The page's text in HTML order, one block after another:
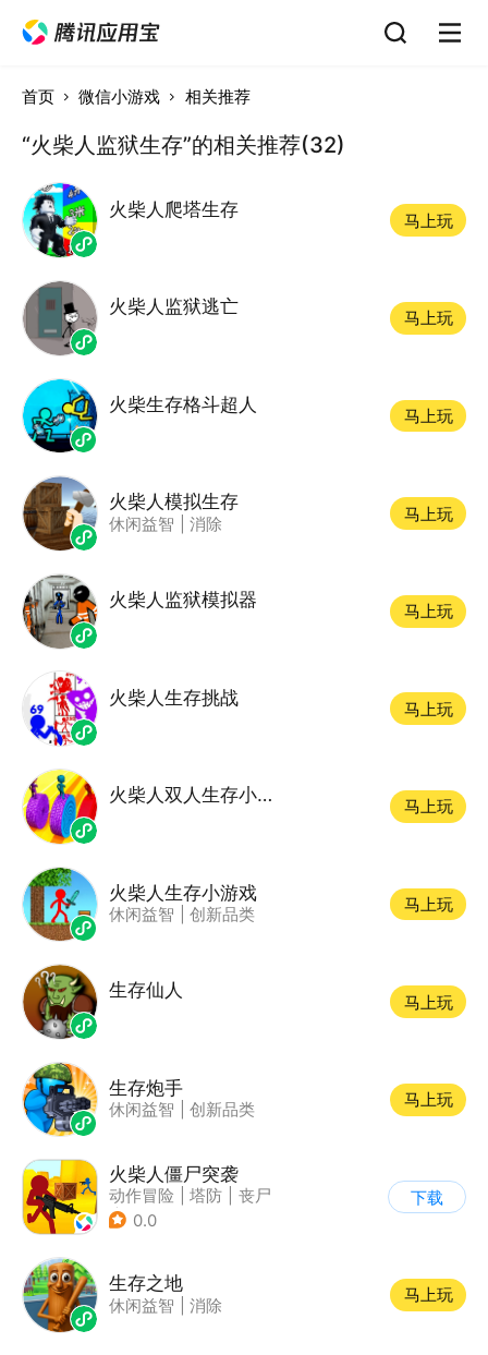
首页 微信小游戏 相关推荐
“火柴人监狱生存”的相关推荐(32)
火柴人爬塔生存
马上玩
火柴人监狱逃亡
马上玩
火柴生存格斗超人
马上玩
火柴人模拟生存
休闲益智 消除
马上玩
火柴人监狱模拟器
马上玩
火柴人生存挑战
马上玩
火柴人双人生存小游戏
马上玩
火柴人生存小游戏
休闲益智 创新品类
马上玩
生存仙人
马上玩
生存炮手
休闲益智 创新品类
马上玩
火柴人僵尸突袭
动作冒险 塔防
丧尸
| 挑战破纪录
0.0
下载
生存之地
休闲益智 消除
马上玩